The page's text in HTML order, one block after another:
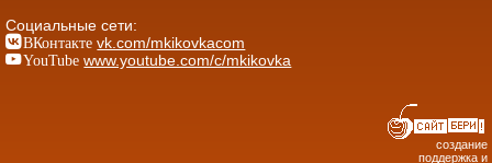
Социальные сети:
ВКонтакте vk.com/mkikovkacom
YouTube www.youtube.com/c/mkikovka
создание
поддержка и